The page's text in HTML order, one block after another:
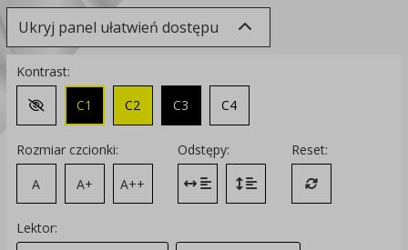
Ukryj panel ułatwień dostępu
Kontrast:
Zmień kontrast na domyślny
C1 C2 C3 C4
Rozmiar czcionki:
A
A+ A++
Odstępy:
Zmień odstęp między literami
Zmień interlinię i margines
Reset:
Przywróć
Lektor: